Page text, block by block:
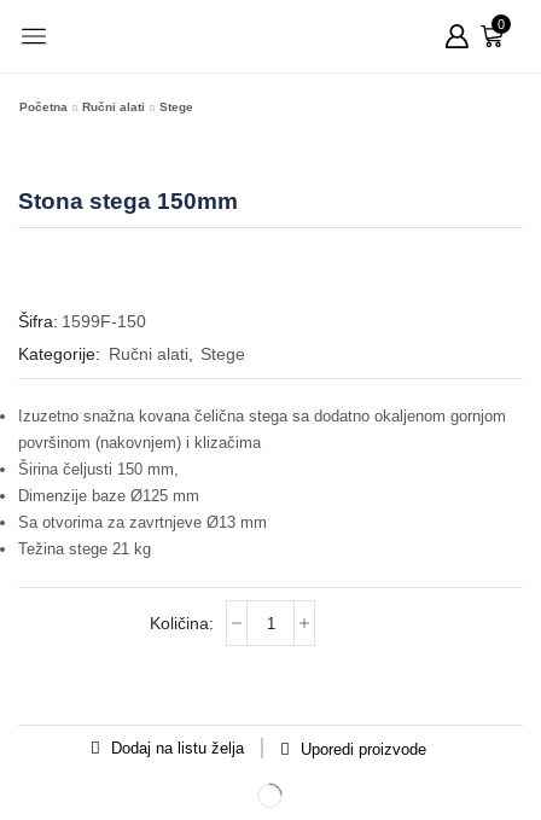
0
Početna Ručni alati Stege
Stona stega 150mm
Šifra: 1599F-150
Kategorije: Ručni alati Stege
Izuzetno snažna kovana čelična stega sa dodatno okaljenom gornjom
površinom (nakovnjem) i klizačima
Širina čeljusti 150 mm,
Dimenzije baze Ø125 mm
Sa otvorima za zavrtnjeve Ø13 mm
Težina stege 21 kg
Dodaj na listu želja Uporedi proizvode